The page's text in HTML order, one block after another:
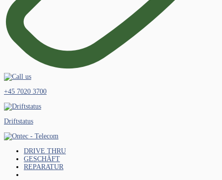
+45 7020 3700
Driftstatus
DRIVE THRU
GESCHÄFT
REPARATUR